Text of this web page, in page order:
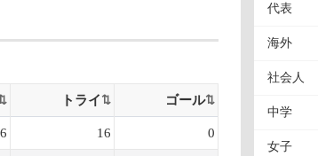
トライ ゴール
16 0
代表
海外
社会人
中学
女子